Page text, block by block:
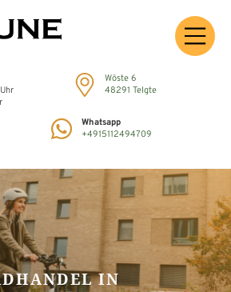
Wöste 6
48291 Telgte
Whatsapp
+4915112494709
IN